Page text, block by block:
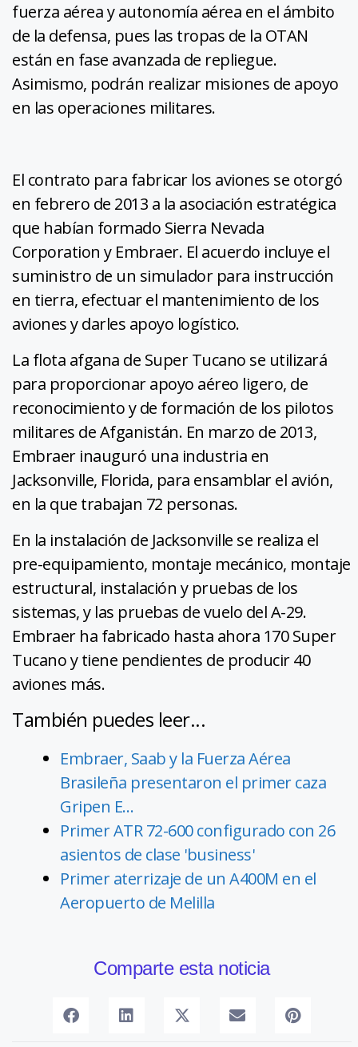
fuerza aérea y autonomía aérea en el ámbito
de la defensa, pues las tropas de la OTAN
están en fase avanzada de repliegue.
Asimismo, podrán realizar misiones de apoyo
en las operaciones militares.
El contrato para fabricar los aviones se otorgó
en febrero de 2013 a la asociación estratégica
que habían formado Sierra Nevada
Corporation y Embraer. El acuerdo incluye el
suministro de un simulador para instrucción
en tierra, efectuar el mantenimiento de los
aviones y darles apoyo logístico.
La flota afgana de Super Tucano se utilizará
para proporcionar apoyo aéreo ligero, de
reconocimiento y de formación de los pilotos
militares de Afganistán. En marzo de 2013,
Embraer inauguró una industria en
Jacksonville, Florida, para ensamblar el avión,
en la que trabajan 72 personas.
En la instalación de Jacksonville se realiza el
pre-equipamiento, montaje mecánico, montaje
estructural, instalación y pruebas de los
sistemas, y las pruebas de vuelo del A-29.
Embraer ha fabricado hasta ahora 170 Super
Tucano y tiene pendientes de producir 40
aviones más.
También puedes leer...
Embraer, Saab y la Fuerza Aérea
Brasileña presentaron el primer caza
Gripen E…
Primer ATR 72-600 configurado con 26
asientos de clase 'business'
Primer aterrizaje de un A400M en el
Aeropuerto de Melilla
Comparte esta noticia